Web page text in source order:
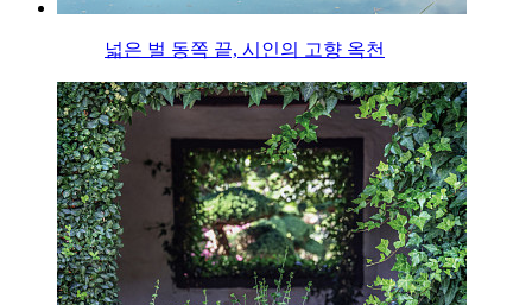
넓은 벌 동쪽 끝, 시인의 고향 옥천